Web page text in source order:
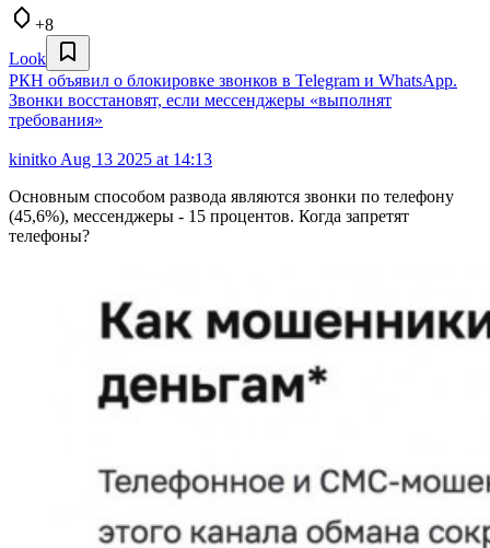
+8
Look
РКН объявил о блокировке звонков в Telegram и WhatsApp.
Звонки восстановят, если мессенджеры «выполнят
требования»
kinitko Aug 13 2025 at 14:13
Основным способом развода являются звонки по телефону
(45,6%), мессенджеры - 15 процентов. Когда запретят
телефоны?